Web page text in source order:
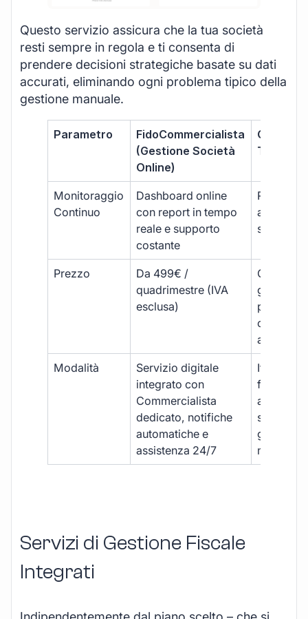
Questo servizio assicura che la tua società
resti sempre in regola e ti consenta di
prendere decisioni strategiche basate su dati
accurati, eliminando ogni problema tipico della
gestione manuale.
Parametro
FidoCommercialista
(Gestione Società
Online)
Monitoraggio
Continuo
Dashboard online
con report in tempo
reale e supporto
costante
Report
sporadici
Prezzo
Da 499€ /
quadrimestre (IVA
esclusa)
Costi
più
ogni
Modalità
Servizio digitale
integrato con
Commercialista
dedicato, notifiche
automatiche e
assistenza 24/7
Iter
studio e
gestione
manuale
Servizi di Gestione Fiscale
Integrati